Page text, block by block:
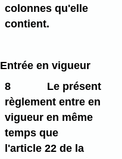
colonnes qu'elle
contient.
Entrée en vigueur
8
Le présent
règlement entre en
vigueur en même
temps que
l'article 22 de la